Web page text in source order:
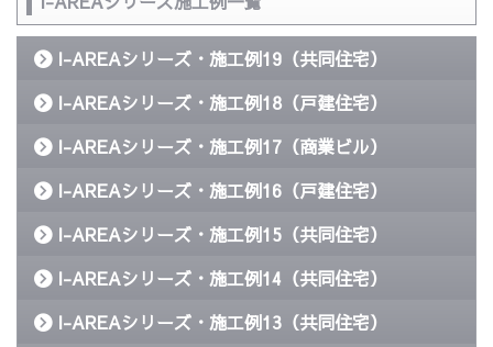
I-AREAシリーズ・施工例19（共同住宅）
I-AREAシリーズ・施工例18（戸建住宅）
I-AREAシリーズ・施工例17（商業ビル）
I-AREAシリーズ・施工例16（戸建住宅）
I-AREAシリーズ・施工例15（共同住宅）
I-AREAシリーズ・施工例14（共同住宅）
I-AREAシリーズ・施工例13（共同住宅）